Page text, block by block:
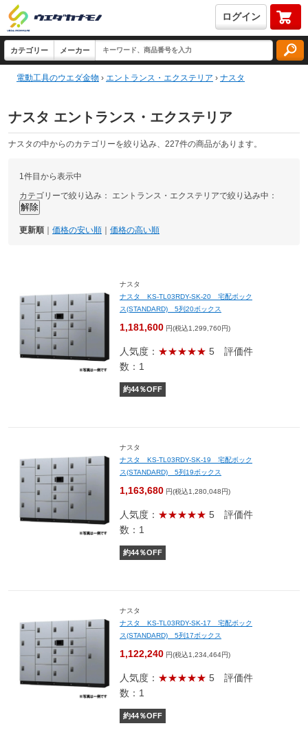
ログイン
電動工具のウエダ金物 › エントランス・エクステリア › ナスタ
ナスタ エントランス・エクステリア
ナスタの中からのカテゴリーを絞り込み、227件の商品があります。
1件目から表示中
カテゴリーで絞り込み：
エントランス・エクステリアで絞り込み中：
更新順 価格の安い順 価格の高い順
ナスタ
ナスタ KS-TL03RDY-SK-20 宅配ボック
ス(STANDARD) 5列20ボックス
1,181,600 円(税込1,299,760円)
人気度： ★★★★★ 5 評価件
数：1
約44％OFF
ナスタ
ナスタ KS-TL03RDY-SK-19 宅配ボック
ス(STANDARD) 5列19ボックス
1,163,680 円(税込1,280,048円)
人気度： ★★★★★ 5 評価件
数：1
約44％OFF
ナスタ
ナスタ KS-TL03RDY-SK-17 宅配ボック
ス(STANDARD) 5列17ボックス
1,122,240 円(税込1,234,464円)
人気度： ★★★★★ 5 評価件
数：1
約44％OFF